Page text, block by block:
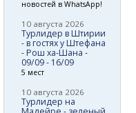
новостей в WhatsApp!
10 августа 2026
Турлидер в Штирии
- в гостях у Штефана
- Рош ха-Шана -
09/09 - 16/09
5 мест
10 августа 2026
Турлидер на